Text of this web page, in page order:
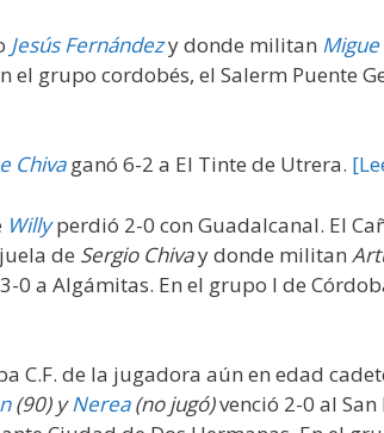
Jesús Fernándezy donde militan
el grupo cordobés, el Salerm Puente
Chivaganó 6-2 a El Tinte de Utrera.
Willyperdió 2-0 con Guadalcanal. El
de Sergio Chivay donde militan
0 a Algámitas. En el grupo I de
C.F. de la jugadora aún en edad
(90) y Nerea(no jugó)venció 2-0 al